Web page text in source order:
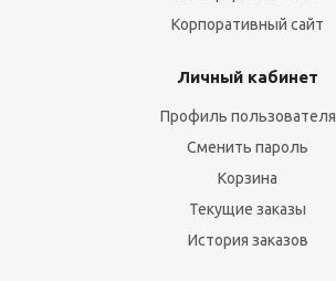
Корпоративный сайт
Личный кабинет
Профиль пользователя
Сменить пароль
Корзина
Текущие заказы
История заказов